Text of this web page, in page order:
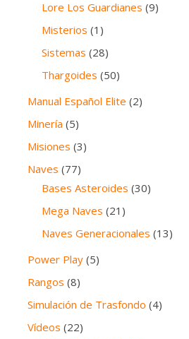
Lore Los Guardianes (9)
Misterios (1)
Sistemas (28)
Thargoides (50)
Manual Español Elite (2)
Minería (5)
Misiones (3)
Naves (77)
Bases Asteroides (30)
Mega Naves (21)
Naves Generacionales (13)
Power Play (5)
Rangos (8)
Simulación de Trasfondo (4)
Vídeos (22)